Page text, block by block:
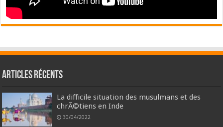
Articles récents
La difficile situation des musulmans et des
chrÃ©tiens en Inde
30/04/2022